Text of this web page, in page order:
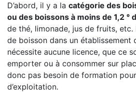
D’abord, il y a la catégorie des
ou des boissons à moins de 1,2 °
de thé, limonade, jus de fruits,
de boisson dans un établissement
nécessite aucune licence, que ce
emporter ou à consommer sur
donc pas besoin de formation
d’exploitation.